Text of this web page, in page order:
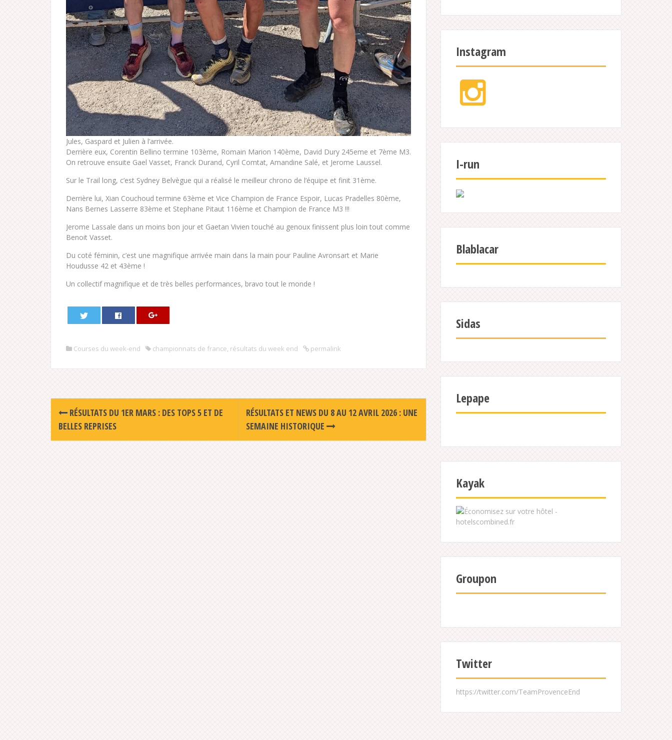
Jules, Gaspard et Julien à l’arrivée.
Derrière eux, Corentin Bellino termine 103ème, Romain Marion 140ème, David Dury 245eme et 7ème M3.
On retrouve ensuite Gael Vasset, Franck Durand, Cyril Comtat, Amandine Salé, et Jerome Laussel.
Sur le Trail long, c’est Sydney Belvègue qui a réalisé le meilleur chrono de l’équipe et finit 31ème.
Derrière lui, Xian Couchoud termine 63ème et Vice Champion de France Espoir, Lucas Pradelles 80ème,
Nans Bernes Lasserre 83ème et Stephane Pitaut 116ème et Champion de France M3 !!!
Jerome Lassale dans un moins bon jour et Gaetan Vivien touché au genoux finissent plus loin tout comme
Benoit Vasset.
Du coté féminin, c’est une magnifique arrivée main dans la main pour Pauline Avronsart et Marie
Houdusse 42 et 43ème !
Un collectif magnifique et de très belles performances, bravo tout le monde !
Courses du week-end championnats de france, résultats du week end permalink
Post
navigation
RÉSULTATS DU 1ER MARS : DES TOPS 5 ET DE
BELLES REPRISES
RÉSULTATS ET NEWS DU 8 AU 12 AVRIL 2026 : UNE
SEMAINE HISTORIQUE
Instagram
Instagram
I-run
Blablacar
Sidas
Lepape
Kayak
Groupon
Twitter
https://twitter.com/TeamProvenceEnd